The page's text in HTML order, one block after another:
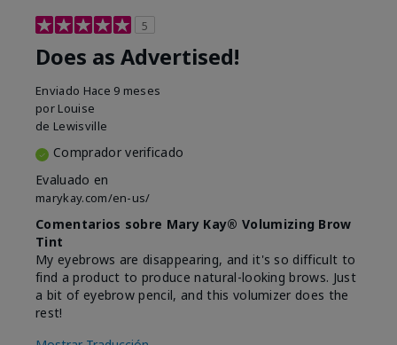
5
Does as Advertised!
Enviado Hace 9 meses
por Louise
de Lewisville
Comprador verificado
Evaluado en
marykay.com/en-us/
Comentarios sobre Mary Kay® Volumizing Brow
Tint
My eyebrows are disappearing, and it's so difficult to
find a product to produce natural-looking brows. Just
a bit of eyebrow pencil, and this volumizer does the
rest!